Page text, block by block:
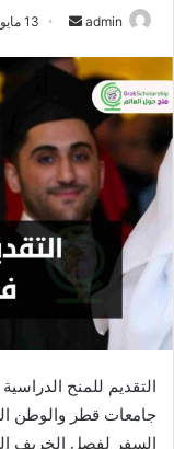
admin
أرسل
إلكترونيا
13 مايو، 2023
التقديم للمنح
جامعات قطر والوطن
السفر لفصل الخريف